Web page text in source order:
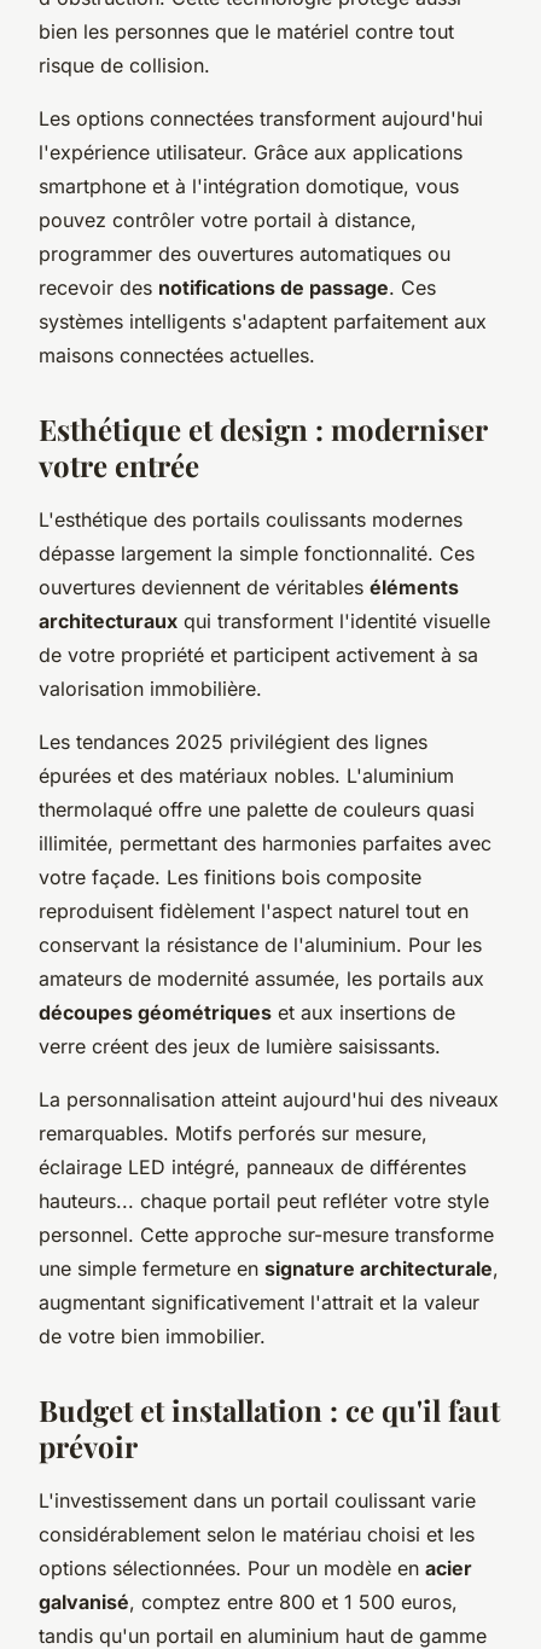
bien les personnes que le matériel contre tout
risque de collision.
Les options connectées transforment aujourd'hui
l'expérience utilisateur. Grâce aux applications
smartphone et à l'intégration domotique, vous
pouvez contrôler votre portail à distance,
programmer des ouvertures automatiques ou
recevoir des notifications de passage. Ces
systèmes intelligents s'adaptent parfaitement aux
maisons connectées actuelles.
Esthétique et design : moderniser
votre entrée
L'esthétique des portails coulissants modernes
dépasse largement la simple fonctionnalité. Ces
ouvertures deviennent de véritables éléments
architecturaux qui transforment l'identité visuelle
de votre propriété et participent activement à sa
valorisation immobilière.
Les tendances 2025 privilégient des lignes
épurées et des matériaux nobles. L'aluminium
thermolaqué offre une palette de couleurs quasi
illimitée, permettant des harmonies parfaites avec
votre façade. Les finitions bois composite
reproduisent fidèlement l'aspect naturel tout en
conservant la résistance de l'aluminium. Pour les
amateurs de modernité assumée, les portails aux
découpes géométriques et aux insertions de
verre créent des jeux de lumière saisissants.
La personnalisation atteint aujourd'hui des niveaux
remarquables. Motifs perforés sur mesure,
éclairage LED intégré, panneaux de différentes
hauteurs... chaque portail peut refléter votre style
personnel. Cette approche sur-mesure transforme
une simple fermeture en signature architecturale,
augmentant significativement l'attrait et la valeur
de votre bien immobilier.
Budget et installation : ce qu'il faut
prévoir
L'investissement dans un portail coulissant varie
considérablement selon le matériau choisi et les
options sélectionnées. Pour un modèle en acier
galvanisé, comptez entre 800 et 1 500 euros,
tandis qu'un portail en aluminium haut de gamme